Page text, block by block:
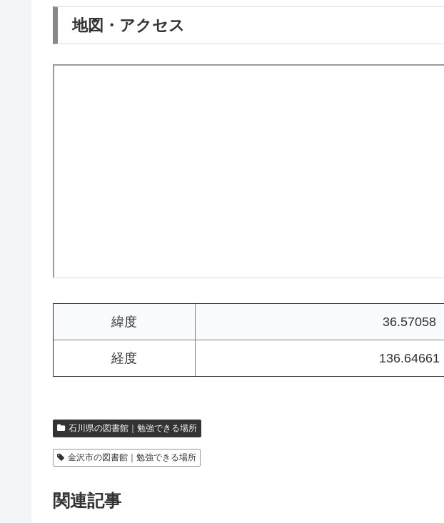
地図・アクセス
緯度 36.57058
経度 136.64661
石川県の図書館｜勉強できる場所
金沢市の図書館｜勉強できる場所
関連記事